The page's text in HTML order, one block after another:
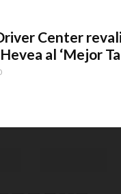
Center
al ‘Mejor